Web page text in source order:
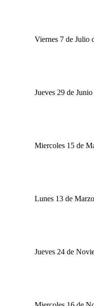
Viernes 7 de Julio
Jueves 29 de
Miercoles 15 de
Lunes 13 de
Jueves 24 de